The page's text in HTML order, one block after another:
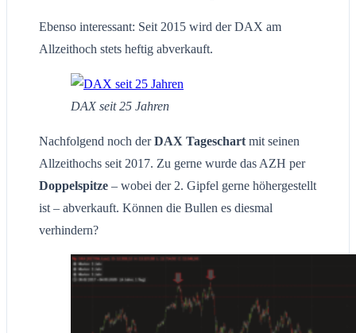
Ebenso interessant: Seit 2015 wird der DAX am
Allzeithoch stets heftig abverkauft.
DAX seit 25 Jahren
Nachfolgend noch derDAX Tageschartmit seinen
Allzeithochs seit 2017. Zu gerne wurde das AZH per
Doppelspitze – wobei der 2. Gipfel gerne höhergestellt
ist – abverkauft. Können die Bullen es diesmal
verhindern?